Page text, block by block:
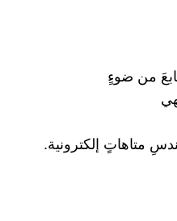
من ضوءٍ
متاهاتٍ إلكترونية.